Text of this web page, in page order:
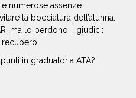
numerose assenze
la bocciatura dell’alunna.
ma lo perdono. I giudici:
recupero
in graduatoria ATA?